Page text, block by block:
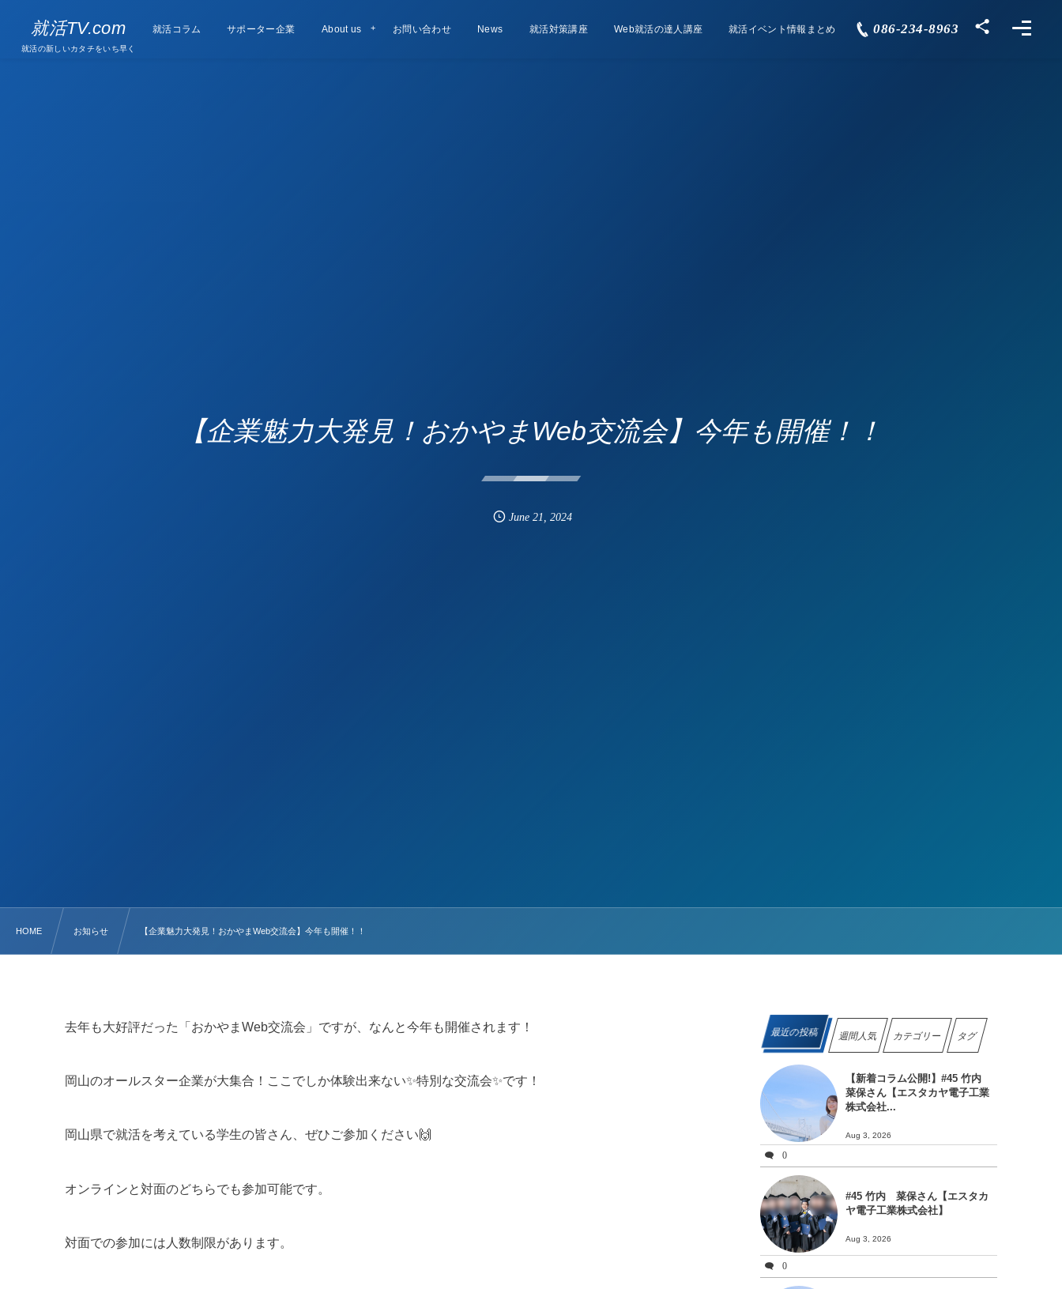
就活TV.com
就活の新しいカタチをいち早く
就活コラム
Column サポーター企業
Supporter
companies
About us お問い合わせ
Contact News
お知らせ 就活対策講座
Lesson Web就活の達人講座
Course 就活イベント情報まとめ
Events 086-234-8963
【企業魅力大発見！おかやまWeb交流会】今年も開催！！
June 21, 2024
HOME お知らせ 【企業魅力大発見！おかやまWeb交流会】今年も開催！！
去年も大好評だった「おかやまWeb交流会」ですが、なんと今年も開催されます！
岡山のオールスター企業が大集合！ここでしか体験出来ない✨特別な交流会✨です！
岡山県で就活を考えている学生の皆さん、ぜひご参加ください🙌
オンラインと対面のどちらでも参加可能です。
対面での参加には人数制限があります。
最近の投稿 週間人気 カテゴリー タグ
【新着コラム公開!】#45 竹内
菜保さん【エスタカヤ電子工業
株式会社...
Aug 3, 2026
0
#45 竹内 菜保さん【エスタカ
ヤ電子工業株式会社】
Aug 3, 2026
0